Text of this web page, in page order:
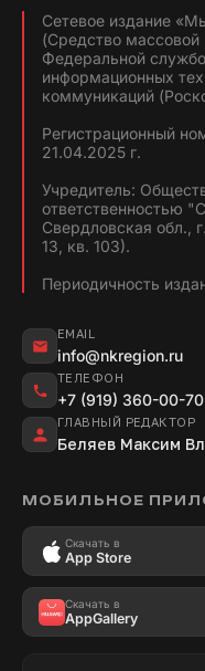
Сетевое издание
(Средство массовой
Федеральной
информационных
коммуникаций
Регистрационный
21.04.2025 г.
Учредитель:
Свердловская обл.,
13, кв. 103).
Периодичность
EMAIL
info@nkregion.ru
ТЕЛЕФОН
+7 (919) 360-00-70
ГЛАВНЫЙ РЕДАКТОР
Беляев Максим
МОБИЛЬНОЕ
Скачать в
App Store
Скачать в
AppGallery